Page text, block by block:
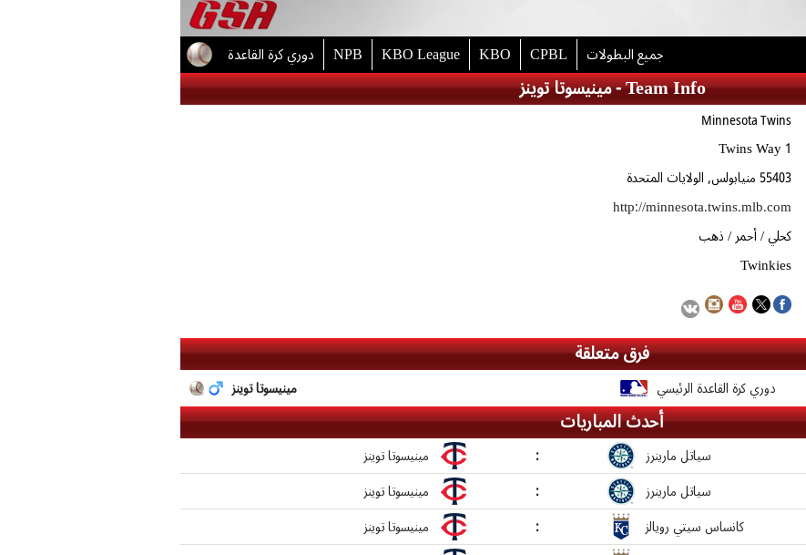
دوري كرة القاعدة NPB KBO League KBO CPBL جميع البطولات
مينيسوتا توينز -Team Info
Minnesota Twins
1 Twins Way
55403 منيابولس, الولايات المتحدة
http://minnesota.twins.mlb.com
كحلي / أحمر / ذهب
Twinkies
فرق متعلقة
مينيسوتا توينز دوري كرة القاعدة الرئيسي
أحدث المباريات
مينيسوتا توينز : سياتل مارينرز
مينيسوتا توينز
: سياتل مارينرز
مينيسوتا توينز
: كانساس سيتي رويالز